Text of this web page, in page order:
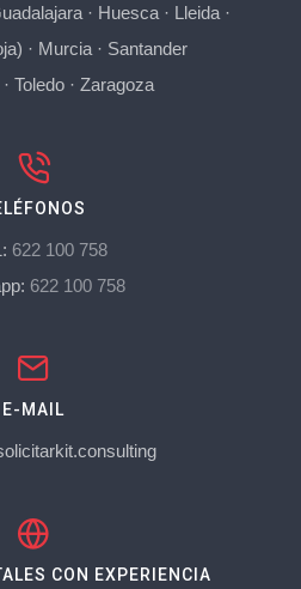
· Huesca· Lleida·
· Murcia· Santander
·Toledo ·Zaragoza
622 100 758
622 100 758
E-MAIL
CON EXPERIENCIA